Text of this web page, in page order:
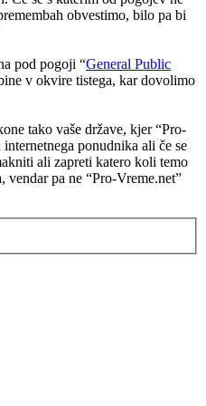
obvestimo, bilo pa bi
pod pogoji “General Public
v okvire tistega, kar dovolimo
tako vaše države, kjer “Pro-
ponudnika ali če se
ali zapreti katero koli temo
vendar pa ne “Pro-Vreme.net”